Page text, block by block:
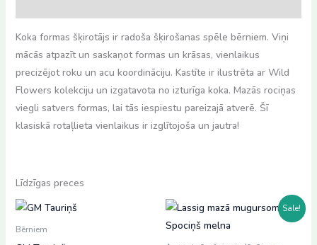
Koka formas šķirotājs ir radoša šķirošanas spēle bērniem. Viņi
mācās atpazīt un saskaņot formas un krāsas, vienlaikus
precizējot roku un acu koordināciju. Kastīte ir ilustrēta ar Wild
Flowers kolekciju un izgatavota no izturīga koka. Mazās rociņas
viegli satvers formas, lai tās iespiestu pareizajā atverē. Šī
klasiskā rotaļlieta vienlaikus ir izglītojoša un jautra!
Līdzīgas preces
Bērniem
Sale!